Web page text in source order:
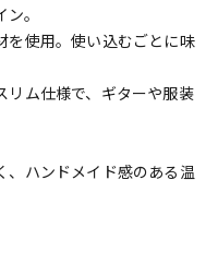
。
使用。使い込むごとに味
リム仕様で、ギターや服装
ハンドメイド感のある温